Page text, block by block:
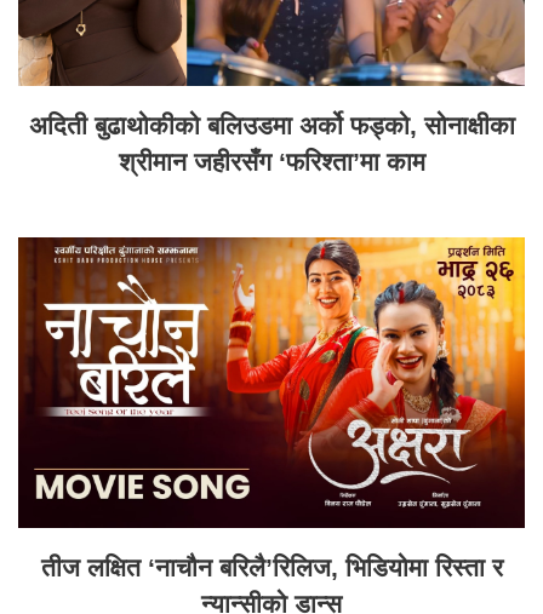
अदिती बुढाथोकीको बलिउडमा अर्को फड्को, सोनाक्षीका
श्रीमान जहीरसँग ‘फरिश्ता’मा काम
तीज लक्षित ‘नाचौन बरिलै’रिलिज, भिडियोमा रिस्ता र
न्यान्सीको डान्स